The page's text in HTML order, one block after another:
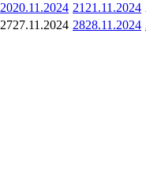
2020.11.2024 21 21.11.2024
2727.11.2024 2828.11.2024